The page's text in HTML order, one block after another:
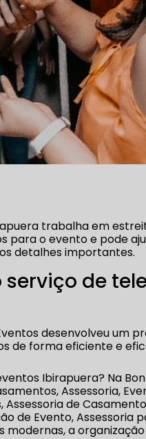
trabalha em
para o evento e pode
detalhes importantes.
de
desenvolveu um
de forma eficiente e
Ibirapuera? Na
Assessoria,
de
de Evento, Assessoria
a